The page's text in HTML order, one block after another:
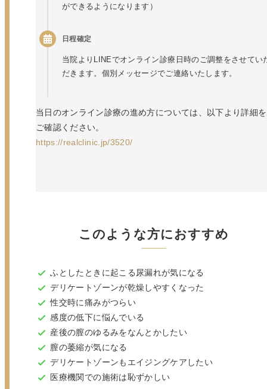
ができるようになります）
日程確定
当院よりLINEでオンライン診療日時のご調整をさせてい
だきます。個別メッセージでご連絡いたします。
当日のオンライン診療の進め方については、以下より詳細を
ご確認ください。
https://realclinic.jp/3520/
このような方におすすめ
ふとしたときに起こる尿漏れが気になる
デリケートゾーンが乾燥しやすくなった
性交時に痛みがつらい
感度の低下に悩んでいる
産後の膣のゆるみをなんとかしたい
膣の萎縮が気になる
デリケートゾーンもエイジングケアしたい
医療機関での施術は恥ずかしい